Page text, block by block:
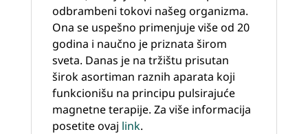
odbrambeni tokovi našeg organizma.
Ona se uspešno primenjuje više od 20
godina i naučno je priznata širom
sveta. Danas je na tržištu prisutan
širok asortiman raznih aparata koji
funkcionišu na principu pulsirajuće
magnetne terapije. Za više informacija
posetite ovaj link.